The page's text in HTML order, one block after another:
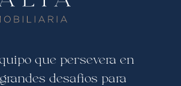
que persevera en
desafíos para